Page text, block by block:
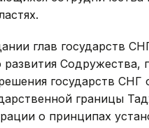
глав государств
Содружества,
государств СНГ
границы
о принципах